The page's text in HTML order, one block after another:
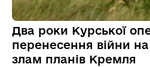
Два роки Курської
перенесення війни
злам планів Кремля